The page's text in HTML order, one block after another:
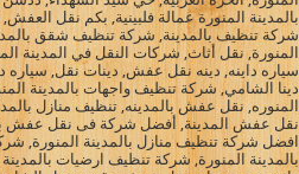
بالمدينة المنورة عمالة فلبينية, بكم نقل
شركة تنظيف بالمدينة, شركة تنظيف شقق
المنورة, نقل أثاث, شركات النقل في المدينة
سياره داينه, دينه نقل عفش, دينات نقل,
دينا الشامي, شركة تنظيف واجهات بالمدينة
المنوره, نقل عفش بالمدينه, تنظيف منازل
نقل عفش المدينة, أفضل شركة فى نقل عفش
افضل شركة تنظيف منازل بالمدينة المنورة,
بالمدينة المنورة, شركة تنظيف ارضيات